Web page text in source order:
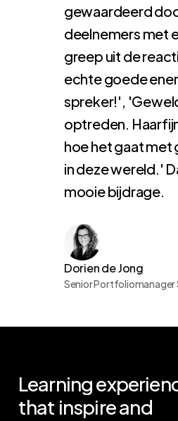
gewaardeerd
deelnemers met
greep uit de
echte goede
spreker!',
optreden.
hoe het gaat met
in deze wereld.'
mooie bijdrage.
Dorien de Jong
Senior Portfoliomanager
Learning
that inspireand